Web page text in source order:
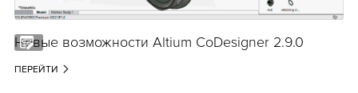
Новые возможности Altium CoDesigner 2.9.0
ПЕРЕЙТИ